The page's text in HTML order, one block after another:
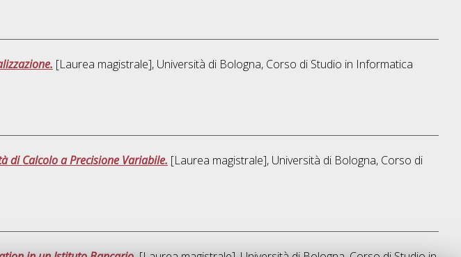
[Laurea magistrale], Università di Bologna, Corso di Studio in Informatica
di Calcolo a Precisione Variabile. [Laurea magistrale], Università di Bologna, Corso di